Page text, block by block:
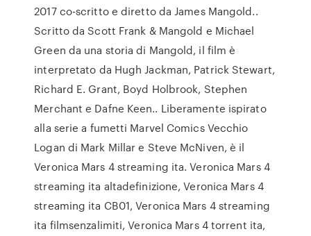
2017 co-scritto e diretto da James Mangold..
Scritto da Scott Frank & Mangold e Michael
Green da una storia di Mangold, il film è
interpretato da Hugh Jackman, Patrick Stewart,
Richard E. Grant, Boyd Holbrook, Stephen
Merchant e Dafne Keen.. Liberamente ispirato
alla serie a fumetti Marvel Comics Vecchio
Logan di Mark Millar e Steve McNiven, è il
Veronica Mars 4 streaming ita. Veronica Mars 4
streaming ita altadefinizione, Veronica Mars 4
streaming ita CB01, Veronica Mars 4 streaming
ita filmsenzalimiti, Veronica Mars 4 torrent ita,